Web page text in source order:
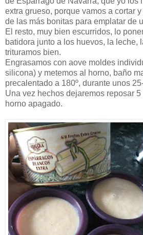
extra grueso, porque vamos a cortar
de las más bonitas para emplatar de
El resto, muy bien escurridos, lo
batidora junto a los huevos, la leche,
trituramos bien.
Engrasamos con aove moldes
silicona) y metemos al horno, baño
precalentado a 180º, durante unos
Una vez hechos dejaremos reposar 5
horno apagado.